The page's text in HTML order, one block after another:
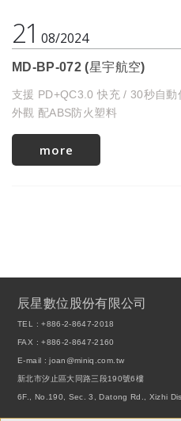
21 08 2024
MD-BP-072 (星宇航空)
支援 PD+QC3.0 快充 / 30秒自
外觀 配ABS防火塑料
more
辰星數位股份有限公司
TEL :+886-2-8647-2018
FAX : +886-2-8647-2160
E-mail :joan@miniq.com.tw
新北市汐止區大同路三段190號6樓
6F., No.190, Sec. 3, Datong Rd., Xizhi